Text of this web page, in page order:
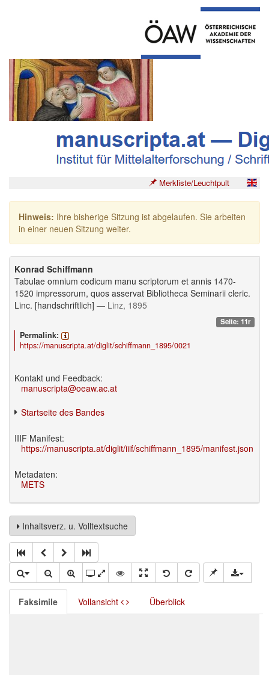
Merkliste/Leuchtpult
Hinweis: Ihre bisherige Sitzung ist abgelaufen. Sie arbeiten
in einer neuen Sitzung weiter.
Konrad Schiffmann
Tabulae omnium codicum manu scriptorum et annis 1470-
1520 impressorum, quos asservat Bibliotheca Seminarii cleric.
Linc. [handschriftlich] — Linz, 1895
Seite: 11r
Permalink:
https://manuscripta.at/diglit/schiffmann_1895/0021
Kontakt und Feedback:
manuscripta@oeaw.ac.at
Startseite des Bandes
IIIF Manifest:
https://manuscripta.at/diglit/iiif/schiffmann_1895/manifest.json
Metadaten:
METS
Inhaltsverz. u. Volltextsuche
Faksimile Vollansicht Überblick